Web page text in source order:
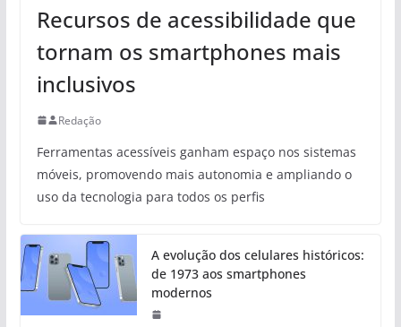
Recursos de acessibilidade que
tornam os smartphones mais
inclusivos
Redação
Ferramentas acessíveis ganham espaço nos sistemas
móveis, promovendo mais autonomia e ampliando o
uso da tecnologia para todos os perfis
A evolução dos celulares históricos:
de 1973 aos smartphones
modernos